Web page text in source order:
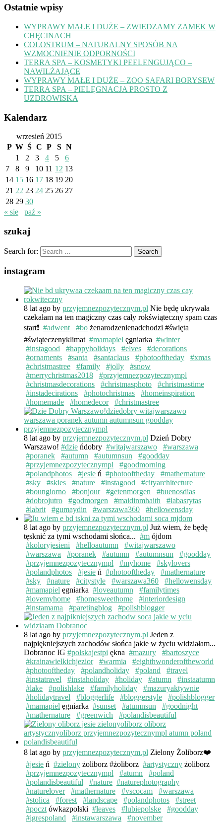
Ostatnie wpisy
WYPRAWY MAŁE I DUŻE – ZWIEDZAMY ZAMEK W
CHĘCINACH
COLOSTRUM – NATURALNY SPOSÓB NA
WZMOCNIENIE ODPORNOŚCI
TERRA SPA – KOSMETYKI PEELENGUJĄCO –
NAWILŻAJĄCE
WYPRAWY MAŁE I DUŻE – ZOO SAFARI BORYSEW
TERRA SPA – PIELĘGNACJA PROSTO Z
UZDROWISKA
Kalendarz
wrzesień 2015
P W Ś C P S N
1
2 3 4 5
6
7
8 9 10 11 12 13
14 15 16 17 18 19 20
21 22 23 24 25 26 27
28 29 30
« sie
paź »
szukaj
Search for:
instagram
8 lat ago by przyjemnezpozytecznym.pl Nie będę ukrywała
czekałam na ten magiczny czas cały rokświąteczny spam czas
start❗️ #adwent #bo żenarodzenienadchodzi #święta
#świąteczenyklimat #mamapiel ęgniarka #winter
#instagood
#happyholidays #elves
#decorations
#ornaments
#santa #santaclaus #photooftheday
#xmas
#christmastree
#family #jolly
#snow
#merrychristmas2018
#przyjemnezpozytecznympl
#christmasdecorations
#christmasphoto
#christmastime
#instadecirations
#photochristmas
#homeinspiration
#homemade
#homedecor #christmastree
8 lat ago by przyjemnezpozytecznym.pl Dzień Dobry
Warszawo! #dzie ńdobry #witajwarszawo
#warszawa
#poranek
#autumn #autumnsun
#goodday
#przyjemnezpozytecznympl
#goodmorning
#polandphotos
#jesie ń #photooftheday
#mathernature
#sky
#skies #nature #instagood
#cityarchitecture
#boungiorno
#bonjour #getenmorgen
#buenosdias
#dobrojutro
#godmorgen #maidinmhaith
#labasrytas
#labrit
#gumaydin #warszawa360 #hellowensday
8 lat ago by przyjemnezpozytecznym.pl Już wiem, że będę
tęsknić za tymi wschodami słońca... #m ójdom
#koloryjesieni
#helloautumn
#witajwarszawo
#warszawa
#poranek #autumn #autumnsun
#goodday
#przyjemnezpozytecznympl
#myhome
#skylovers
#polandphotos
#jesie ń #photooftheday
#mathernature
#sky
#nature #citystyle #warszawa360
#hellowensday
#mamapiel ęgniarka #loveautumn
#familytimes
#lovemyhome
#homesweethome
#interiordesign
#instamama
#paretingblog #polishblogger
8 lat ago by przyjemnezpozytecznym.pl Jeden z
najpiękniejszych zachodów słońca jakie w życiu widziałam...
Dobranoc IG #polskajestpi ękna #mazury
#bartoszyce
#krainawielkichjezior
#warmia
#eighthwonderoftheworld
#photooftheday
#polandholiday #poland
#travel
#instatravel
#instaholiday #holiday #atumn
#instaatumn
#lake
#polishlake #familyholiday
#mazuryaktywnie
#holidaytravel
#bloggerlife #bloggerstyle
#polishblogger
#mamapiel ęgniarka #sunset #atumnsun
#goodnight
#mathernature
#greenwich #polandisbeautiful
8 lat ago by przyjemnezpozytecznym.pl Zielony Żoliborz❤️
#jesie ń #zielony żoliborz #żoliborz #artystyczny żoliborz
#przyjemnezpozytecznympl
#atumn
#poland
#polandisbeautiful
#nature #naturephotography
#naturelover
#mathernature #vscocam
#warszawa
#stolica
#forest #landscape #polandphotos
#street
#poczt ówkazpolski #leaves #lubiepolske
#goodday
#igrespoland
#instawarszawa #november